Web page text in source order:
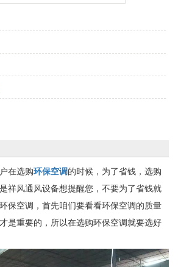
在选购环保空调 的时候，为了省钱，选购
祥风通风设备想提醒您，不要为了省钱就
保空调，首先咱们要看看环保空调的质量
是重要的，所以在选购环保空调就要选好